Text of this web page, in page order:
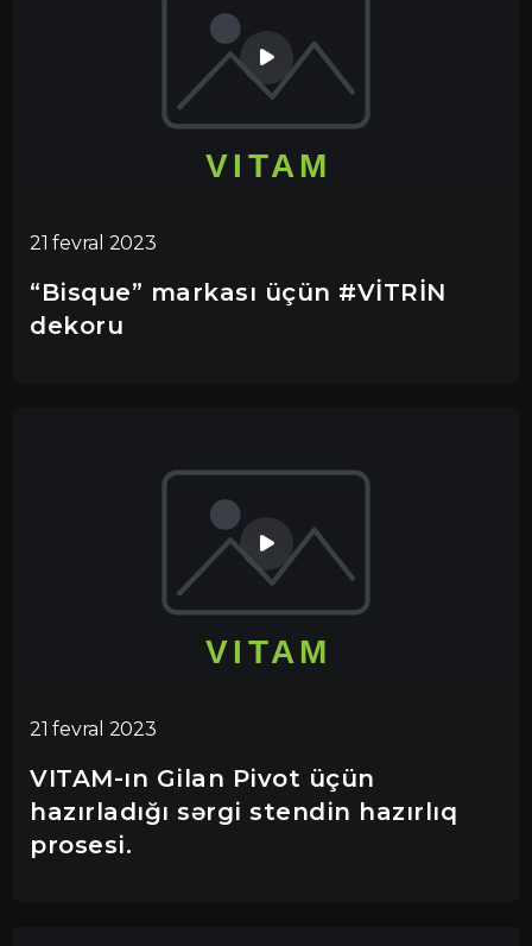
21 fevral 2023
“Bisque” markası üçün #VİTRİN
dekoru
21 fevral 2023
VITAM-ın Gilan Pivot üçün
hazırladığı sərgi stendin hazırlıq
prosesi.